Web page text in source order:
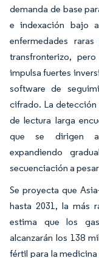
demanda de base
e indexación bajo
enfermedades
transfronterizo,
impulsa fuertes
software de
cifrado. La detección
de lectura larga
que se dirigen a
expandiendo
secuenciación a
Se proyecta que
hasta 2031, la más
estima que los
alcanzarán los 138
fértil para la